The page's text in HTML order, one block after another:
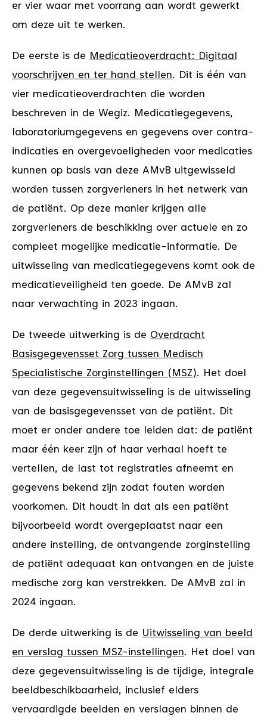
er vier waar met voorrang aan wordt gewerkt
om deze uit te werken.
De eerste is de Medicatieoverdracht: Digitaal
voorschrijven en ter hand stellen. Dit is één van
vier medicatieoverdrachten die worden
beschreven in de Wegiz. Medicatiegegevens,
laboratoriumgegevens en gegevens over contra-
indicaties en overgevoeligheden voor medicaties
kunnen op basis van deze AMvB uitgewisseld
worden tussen zorgverleners in het netwerk van
de patiënt. Op deze manier krijgen alle
zorgverleners de beschikking over actuele en zo
compleet mogelijke medicatie-informatie. De
uitwisseling van medicatiegegevens komt ook de
medicatieveiligheid ten goede. De AMvB zal
naar verwachting in 2023 ingaan.
De tweede uitwerking is de Overdracht
Basisgegevensset Zorg tussen Medisch
Specialistische Zorginstellingen (MSZ). Het doel
van deze gegevensuitwisseling is de uitwisseling
van de basisgegevensset van de patiënt. Dit
moet er onder andere toe leiden dat: de patiënt
maar één keer zijn of haar verhaal hoeft te
vertellen, de last tot registraties afneemt en
gegevens bekend zijn zodat fouten worden
voorkomen. Dit houdt in dat als een patiënt
bijvoorbeeld wordt overgeplaatst naar een
andere instelling, de ontvangende zorginstelling
de patiënt adequaat kan ontvangen en de juiste
medische zorg kan verstrekken. De AMvB zal in
2024 ingaan.
De derde uitwerking is de Uitwisseling van beeld
en verslag tussen MSZ-instellingen. Het doel van
deze gegevensuitwisseling is de tijdige, integrale
beeldbeschikbaarheid, inclusief elders
vervaardigde beelden en verslagen binnen de